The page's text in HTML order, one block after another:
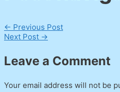
← Previous Post
Next Post →
Leave a Comment
Your email address will not be